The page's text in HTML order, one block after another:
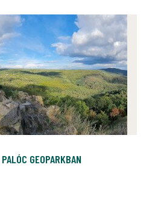
GEOPARKBAN